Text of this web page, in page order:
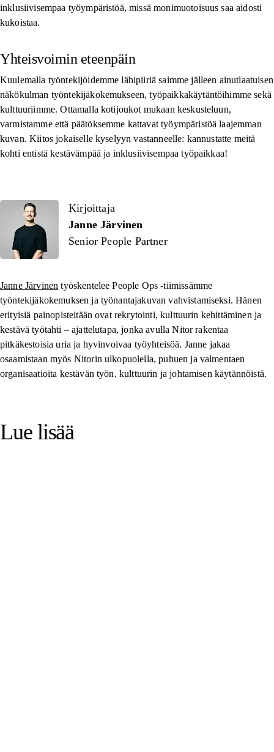
inklusiivisempaa työympäristöä, missä monimuotoisuus saa aidosti
kukoistaa.
Yhteisvoimin eteenpäin
Kuulemalla työntekijöidemme lähipiiriä saimme jälleen ainutlaatuisen
näkökulman työntekijäkokemukseen, työpaikkakäytäntöihimme sekä
kulttuuriimme. Ottamalla kotijoukot mukaan keskusteluun,
varmistamme että päätöksemme kattavat työympäristöä laajemman
kuvan. Kiitos jokaiselle kyselyyn vastanneelle: kannustatte meitä
kohti entistä kestävämpää ja inklusiivisempaa työpaikkaa!
Kirjoittaja
Kirjoittaja
Janne Järvinen
Senior People Partner
Janne Järvinen työskentelee People Ops -tiimissämme
työntekijäkokemuksen ja työnantajakuvan vahvistamiseksi. Hänen
erityisiä painopisteitään ovat rekrytointi, kulttuurin kehittäminen ja
kestävä työtahti – ajattelutapa, jonka avulla Nitor rakentaa
pitkäkestoisia uria ja hyvinvoivaa työyhteisöä. Janne jakaa
osaamistaan myös Nitorin ulkopuolella, puhuen ja valmentaen
organisaatioita kestävän työn, kulttuurin ja johtamisen käytännöistä.
Lue lisää